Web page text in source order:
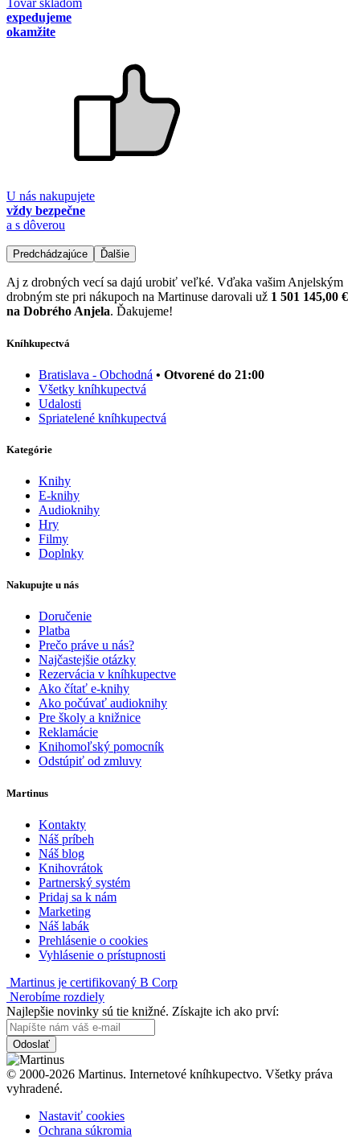
Tovar skladom
expedujeme
okamžite
U nás nakupujete
vždy bezpečne
a s dôverou
Predchádzajúce Ďalšie
Aj z drobných vecí sa dajú urobiť veľké. Vďaka vašim Anjelským
drobným ste pri nákupoch na Martinuse darovali už 1 501 145,00 €
na Dobrého Anjela. Ďakujeme!
Kníhkupectvá
Bratislava - Obchodná • Otvorené do 21:00
Všetky kníhkupectvá
Udalosti
Spriatelené kníhkupectvá
Kategórie
Knihy
E-knihy
Audioknihy
Hry
Filmy
Doplnky
Nakupujte u nás
Doručenie
Platba
Prečo práve u nás?
Najčastejšie otázky
Rezervácia v kníhkupectve
Ako čítať e-knihy
Ako počúvať audioknihy
Pre školy a knižnice
Reklamácie
Knihomoľský pomocník
Odstúpiť od zmluvy
Martinus
Kontakty
Náš príbeh
Náš blog
Knihovrátok
Partnerský systém
Pridaj sa k nám
Marketing
Náš labák
Prehlásenie o cookies
Vyhlásenie o prístupnosti
Martinus je certifikovaný B Corp
Nerobíme rozdiely
Najlepšie novinky sú tie knižné. Získajte ich ako prví:
Odoslať
© 2000-2026 Martinus. Internetové kníhkupectvo. Všetky práva
vyhradené.
Nastaviť cookies
Ochrana súkromia